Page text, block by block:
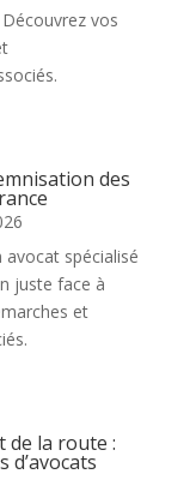
vos
des
avocat spécialisé
juste face à
et
de la route :